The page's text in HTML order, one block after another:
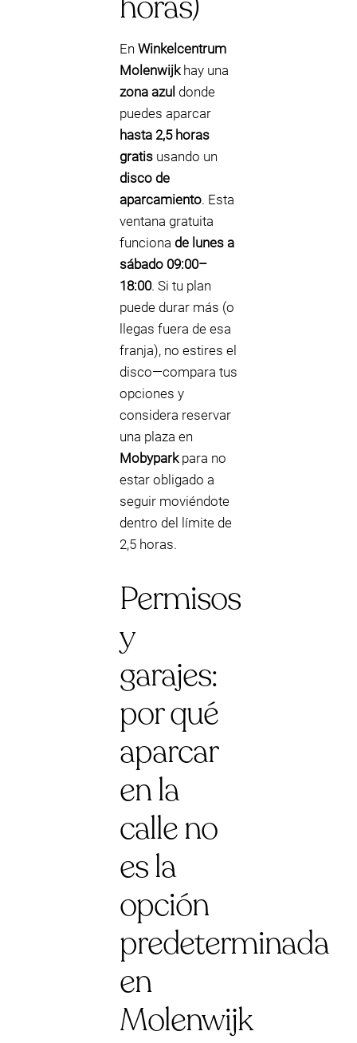
En Winkelcentrum
Molenwijkhay una
zona azul donde
puedes aparcar
hasta 2,5 horas
gratis usando un
disco de
aparcamiento. Esta
ventana gratuita
funciona de lunes a
sábado 09:00–
18:00. Si tu plan
puede durar más (o
llegas fuera de esa
franja), no estires el
disco—compara tus
opciones y
considera reservar
una plaza en
Mobyparkpara no
estar obligado a
seguir moviéndote
dentro del límite de
2,5 horas.
Permisos
y
garajes:
por qué
aparcar
en la
calle no
es la
opción
predeterminada
en
Molenwijk